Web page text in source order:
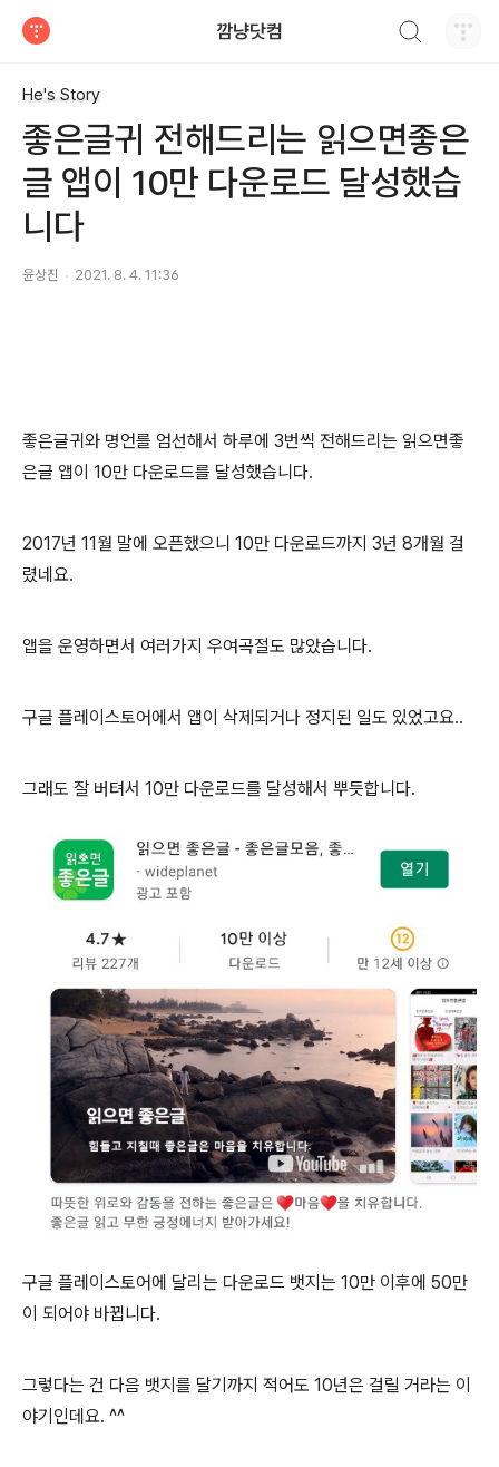
깜냥닷컴
He's Story
좋은글귀 전해드리는 읽으면좋은
글 앱이 10만 다운로드 달성했습
니다
윤상진 2021. 8. 4. 11:36
좋은글귀와 명언를 엄선해서 하루에 3번씩 전해드리는 읽으면좋
은글 앱이 10만 다운로드를 달성했습니다.
2017년 11월 말에 오픈했으니 10만 다운로드까지 3년 8개월 걸
렸네요.
앱을 운영하면서 여러가지 우여곡절도 많았습니다.
구글 플레이스토어에서 앱이 삭제되거나 정지된 일도 있었고요..
그래도 잘 버텨서 10만 다운로드를 달성해서 뿌듯합니다.
구글 플레이스토어에 달리는 다운로드 뱃지는 10만 이후에 50만
이 되어야 바뀝니다.
그렇다는 건 다음 뱃지를 달기까지 적어도 10년은 걸릴 거라는 이
야기인데요. ^^